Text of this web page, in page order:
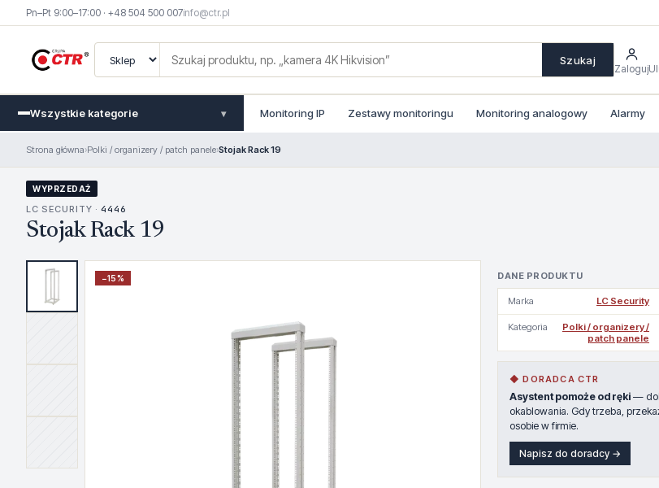
Pn–Pt 9:00–17:00 · +48 504 500 007info@ctr.pl
Szukaj
Zaloguj
Wszystkie kategorie ▾ Monitoring IP Zestawy monitoringu Monitoring analogowy Alarmy
Strona główna›Polki / organizery / patch panele›Stojak Rack 19
WYPRZEDAŻ
LC SECURITY · 4446
Stojak Rack 19
−15% DANE PRODUKTU
Marka LC Security
Kategoria
Polki / organizery /
patch panele
◆ DORADCA CTR
Asystent pomoże od ręki —
okablowania. Gdy trzeba,
osobie w firmie.
Napisz do doradcy →